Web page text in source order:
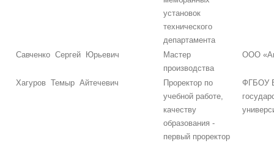
установок
технического
департамента
Савченко Сергей Юрьевич
Мастер
производства
ООО
Хагуров Темыр Айтечевич
Проректор по
учебной работе,
качеству
образования -
первый проректор
ФГБОУ